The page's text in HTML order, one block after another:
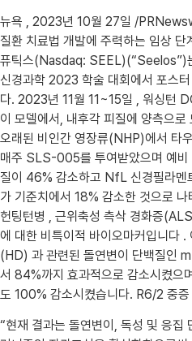
뉴욕 , 2023년 10월 27일 /
질환 치료법 개발에 주력하는 임상
퓨틱스(Nasdaq: SEEL)(“Seelos”)
신경과학 2023 학술 대회에서 포스
다. 2023년 11월 11~15일 , 워싱턴
이 모델에서, 내후각 피질에 양측으
오래된 비인간 영장류(NHP)에서 타
매주 SLS-005를 투여받았으며 예비
질이 46% 감소하고 NfL 신경필라
가 기준치에서 18% 감소한 것으로
헌팅턴병 , 근위축성 측삭 경화증
에 대한 비특이적 바이오마커입니다
(HD) 과 관련된 돌연변이 단백질인
서 84%까지 효과적으로 감소시켰
도 100% 감소시켰습니다. R6/2 중
“현재 결과는 돌연변이, 독성 및 응집